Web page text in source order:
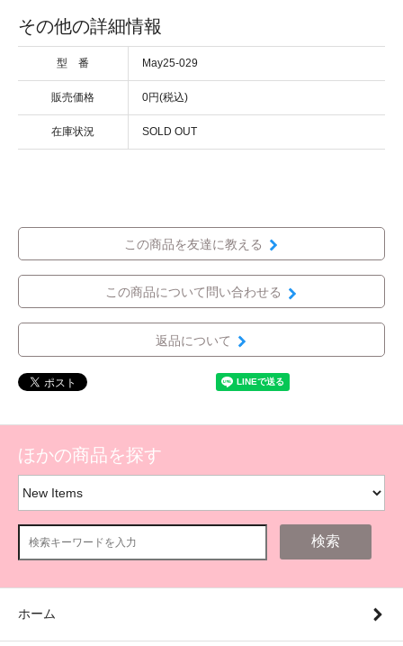
その他の詳細情報
型 番 May25-029
販売価格 0円(税込)
在庫状況 SOLD OUT
この商品を友達に教える
この商品について問い合わせる
返品について
ほかの商品を探す
検索
ホーム